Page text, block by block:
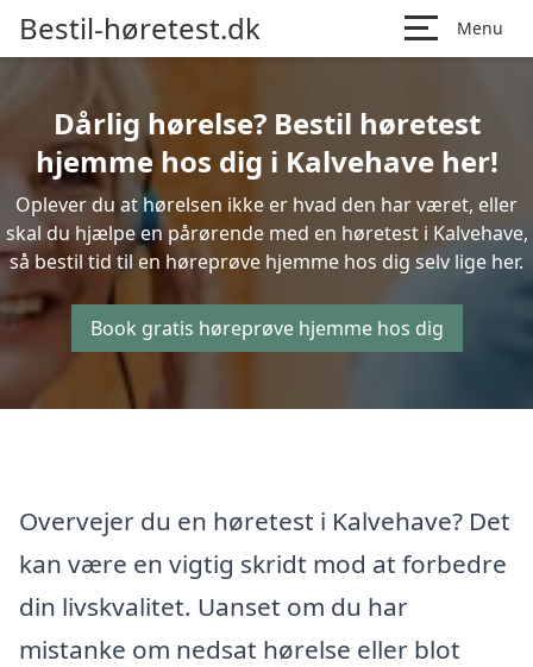
Bestil-høretest.dk Menu
Dårlig hørelse? Bestil høretest
hjemme hos dig i Kalvehave her!
Oplever du at hørelsen ikke er hvad den har været, eller
skal du hjælpe en pårørende med en høretest i Kalvehave,
så bestil tid til en høreprøve hjemme hos dig selv lige her.
Book gratis høreprøve hjemme hos dig
Overvejer du en høretest i Kalvehave? Det
kan være en vigtig skridt mod at forbedre
din livskvalitet. Uanset om du har
mistanke om nedsat hørelse eller blot